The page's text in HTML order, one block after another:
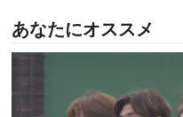
あなたにオススメ